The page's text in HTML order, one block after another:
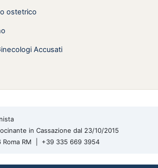
ostetrico
Accusati
in Cassazione dal 23/10/2015
Roma RM | +39 335 669 3954